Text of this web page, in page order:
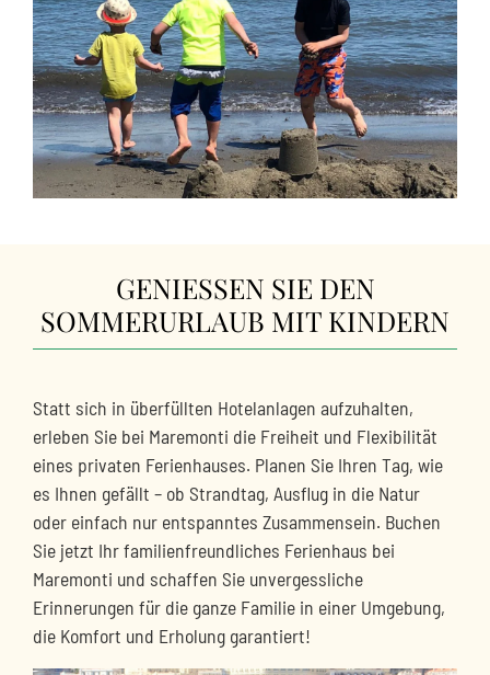
GENIESSEN SIE DEN S
OMMERURLAUB MIT KINDERN
Statt sich in überfüllten Hotelanlagen aufzuhalten,
erleben Sie bei Maremonti die Freiheit und Flexibilität
eines privaten Ferienhauses. Planen Sie Ihren Tag, wie
es Ihnen gefällt – ob Strandtag, Ausflug in die Natur
oder einfach nur entspanntes Zusammensein. Buchen
Sie jetzt Ihr familienfreundliches Ferienhaus bei
Maremonti und schaffen Sie unvergessliche
Erinnerungen für die ganze Familie in einer Umgebung,
die Komfort und Erholung garantiert!